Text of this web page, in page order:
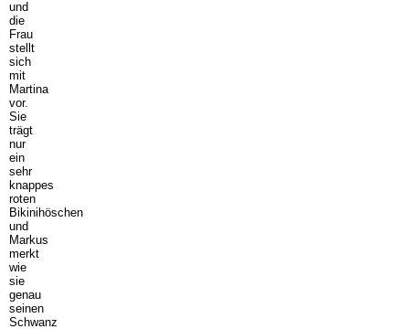
und
die
Frau
stellt
sich
mit
Martina
vor.
Sie
trägt
nur
ein
sehr
knappes
roten
Bikinihöschen
und
Markus
merkt
wie
sie
genau
seinen
Schwanz